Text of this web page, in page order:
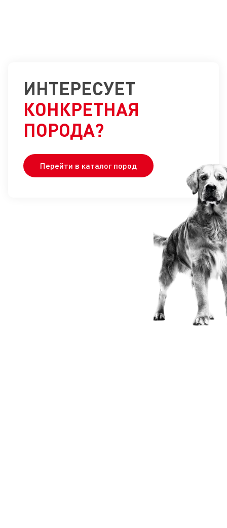
ИНТЕРЕСУЕТ
КОНКРЕТНАЯ
ПОРОДА?
Перейти в каталог пород